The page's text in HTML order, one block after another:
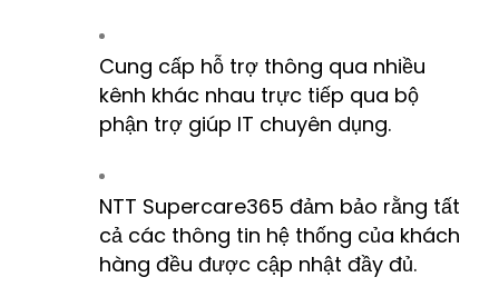
Cung cấp hỗ trợ thông qua nhiều
kênh khác nhau trực tiếp qua bộ
phận trợ giúp IT chuyên dụng.
NTT Supercare365 đảm bảo rằng tất
cả các thông tin hệ thống của khách
hàng đều được cập nhật đầy đủ.